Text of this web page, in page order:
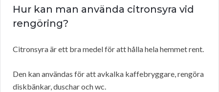
Hur kan man använda citronsyra vid
rengöring?
Citronsyra är ett bra medel för att hålla hela hemmet rent.
Den kan användas för att avkalka kaffebryggare, rengöra
diskbänkar, duschar och wc.